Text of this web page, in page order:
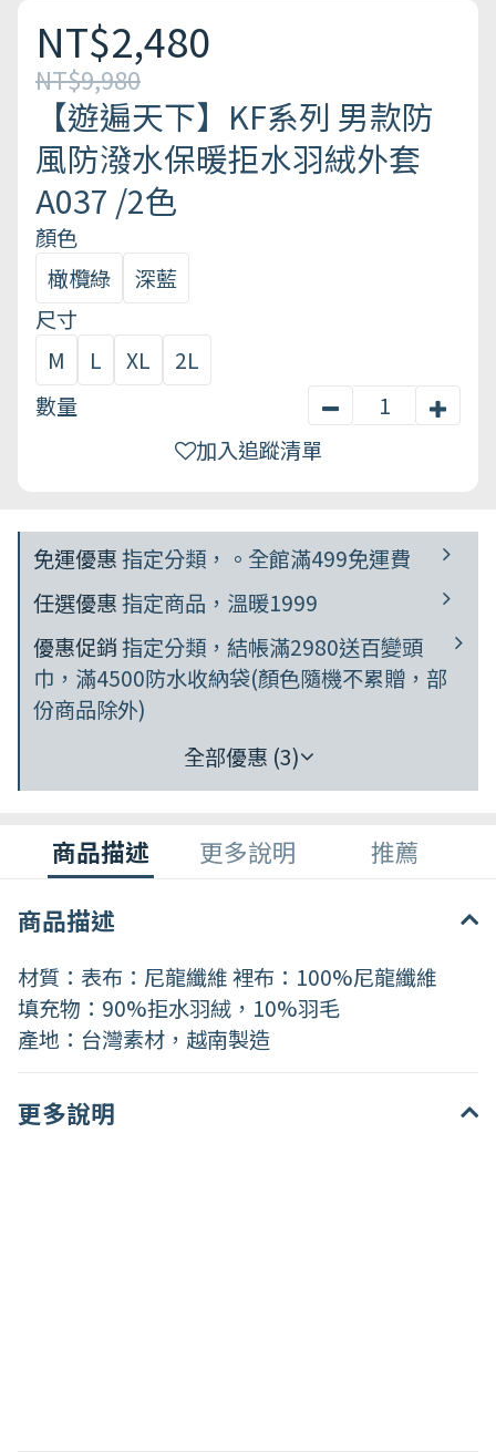
NT$2,480
NT$9,980
【遊遍天下】KF系列 男款防
風防潑水保暖拒水羽絨外套
A037 /2色
顏色
橄欖綠
深藍
尺寸
M
L XL
2L
數量
加入追蹤清單
免運優惠指定分類，。全館滿499免運費
任選優惠指定商品，溫暖1999
優惠促銷指定分類，結帳滿2980送百變頭
巾，滿4500防水收納袋(顏色隨機不累贈，部
份商品除外)
全部優惠 (3)
商品描述 更多說明
推薦
商品描述
材質：表布：尼龍纖維 裡布：100%尼龍纖維
填充物：90%拒水羽絨，10%羽毛
產地：台灣素材，越南製造
更多說明